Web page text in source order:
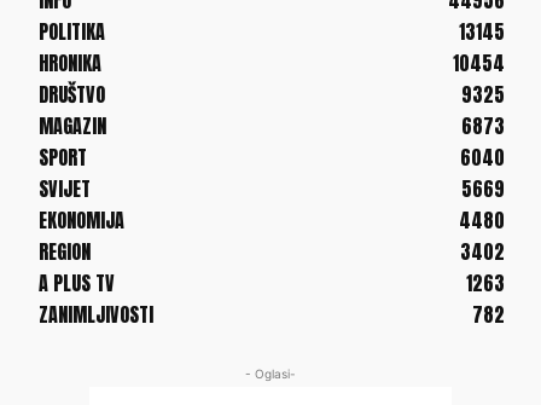
POLITIKA
13145
HRONIKA
10454
DRUŠTVO
9325
MAGAZIN
6873
SPORT
6040
SVIJET
5669
EKONOMIJA
4480
REGION
3402
A PLUS TV
1263
ZANIMLJIVOSTI
782
- Oglasi-